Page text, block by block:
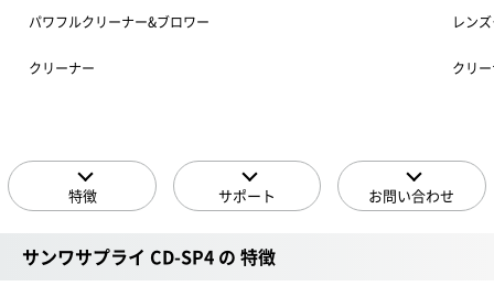
パワフルクリーナー&ブロワー
クリーナー
レン
クリ
特徴 サポート お問い合わせ
サンワサプライ CD-SP4 の 特徴